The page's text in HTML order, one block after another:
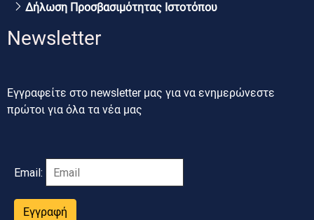
Δήλωση Προσβασιμότητας Ιστοτόπου
Newsletter
Εγγραφείτε στο newsletter μας για να ενημερώνεστε
πρώτοι για όλα τα νέα μας
Email:
Εγγραφή